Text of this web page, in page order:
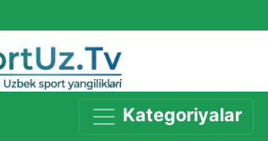
Kategoriyalar